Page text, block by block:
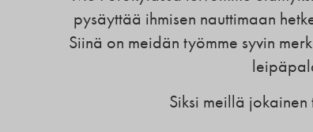
pysäyttää ihmisen nauttimaan
Siinä on meidän työmme syvin
Siksi meillä